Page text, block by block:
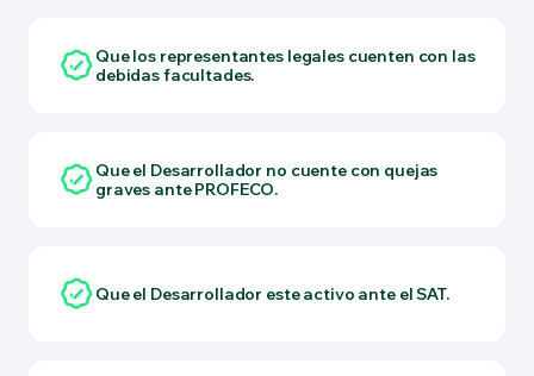
Que los representantes legales cuenten con las
debidas facultades.
Que el Desarrollador no cuente con quejas
graves ante PROFECO.
Que el Desarrollador este activo ante el SAT.